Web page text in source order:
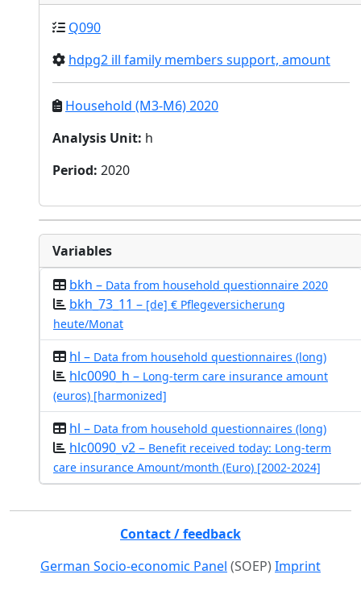
Q090
hdpg2 ill family members support, amount
Household (M3-M6) 2020
Analysis Unit: h
Period: 2020
Variables
bkh – Data from household questionnaire 2020
bkh_73_11 – [de] € Pflegeversicherung
heute/Monat
hl – Data from household questionnaires (long)
hlc0090_h – Long-term care insurance amount
(euros) [harmonized]
hl – Data from household questionnaires (long)
hlc0090_v2 – Benefit received today: Long-term
care insurance Amount/month (Euro) [2002-2024]
Contact / feedback
German Socio-economic Panel (SOEP) Imprint